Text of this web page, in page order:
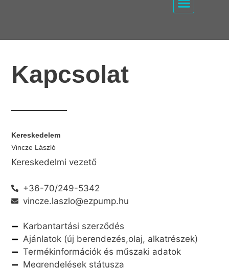
Kapcsolat
Kereskedelem
Vincze László
Kereskedelmi vezető
+36-70/249-5342
vincze.laszlo@ezpump.hu
Karbantartási szerződés
Ajánlatok (új berendezés,olaj, alkatrészek)
Termékinformációk és műszaki adatok
Megrendelések státusza